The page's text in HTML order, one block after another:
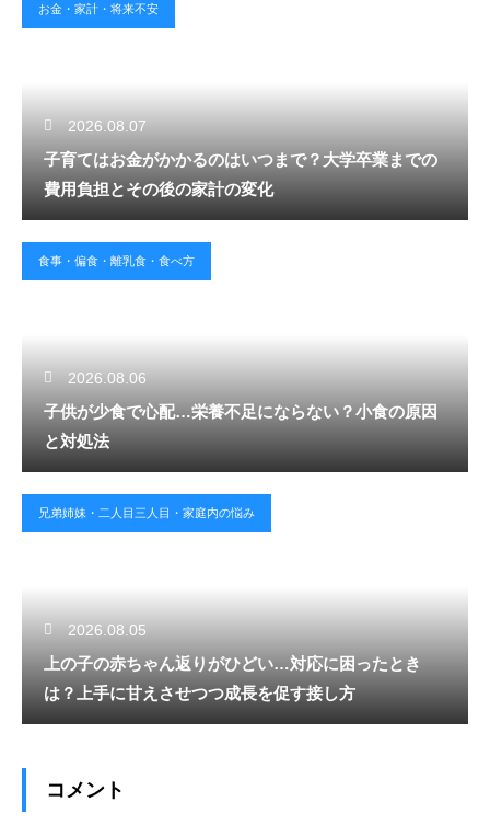
お金・家計・将来不安
2026.08.07
子育てはお金がかかるのはいつまで？大学卒業までの
費用負担とその後の家計の変化
食事・偏食・離乳食・食べ方
2026.08.06
子供が少食で心配…栄養不足にならない？小食の原因
と対処法
兄弟姉妹・二人目三人目・家庭内の悩み
2026.08.05
上の子の赤ちゃん返りがひどい…対応に困ったとき
は？上手に甘えさせつつ成長を促す接し方
コメント